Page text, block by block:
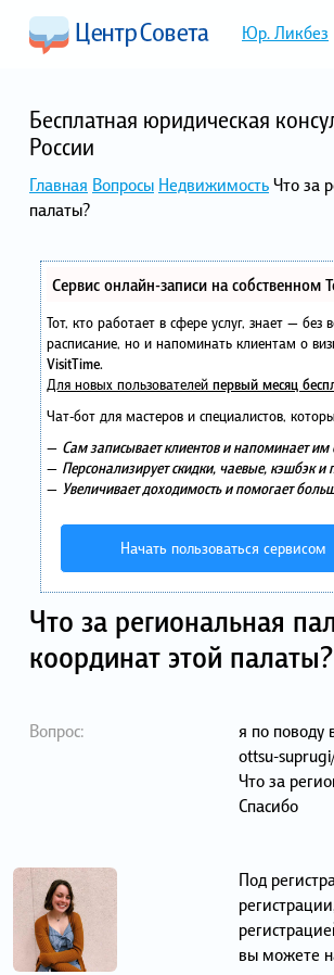
Юр. Ликбез
Бесплатная юридическая
России
Главная Вопросы НедвижимостьЧто за
палаты?
Сервис онлайн-записи на собственном
Тот, кто работает в сфере услуг, знает —
расписание, но и напоминать клиентам о
VisitTime.
Для новых пользователей первый месяц
Чат-бот для мастеров и специалистов,
— Сам записывает клиентов и напоминает им
— Персонализирует скидки, чаевые, кэшбэк и
— Увеличивает доходимость и помогает
Начать пользоваться сервисом
Что за региональная
координат этой палаты?
Вопрос:
я по поводу
ottsu-
Что за
Спасибо
Под
вы можете